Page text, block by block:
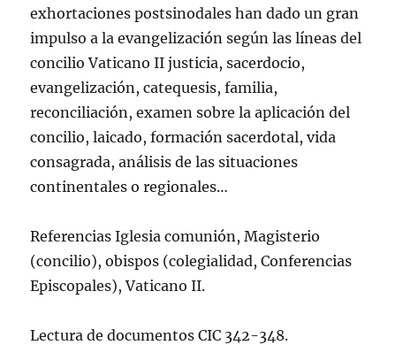
exhortaciones postsinodales han dado un gran
impulso a la evangelización según las lí­neas del
concilio Vaticano II justicia, sacerdocio,
evangelización, catequesis, familia,
reconciliación, examen sobre la aplicación del
concilio, laicado, formación sacerdotal, vida
consagrada, análisis de las situaciones
continentales o regionales…
Referencias Iglesia comunión, Magisterio
(concilio), obispos (colegialidad, Conferencias
Episcopales), Vaticano II.
Lectura de documentos CIC 342-348.